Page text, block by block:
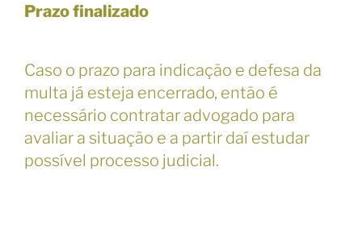
Prazo finalizado
Caso o prazo para indicação e defesa da
multa já esteja encerrado, então é
necessário contratar advogado para
avaliar a situação e a partir daí estudar
possível processo judicial.